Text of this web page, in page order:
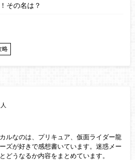
その名は？
略
ルなのは、プリキュア、仮面ライダー龍
ズが好きで感想書いています。迷惑メー
どうなるか内容をまとめています。